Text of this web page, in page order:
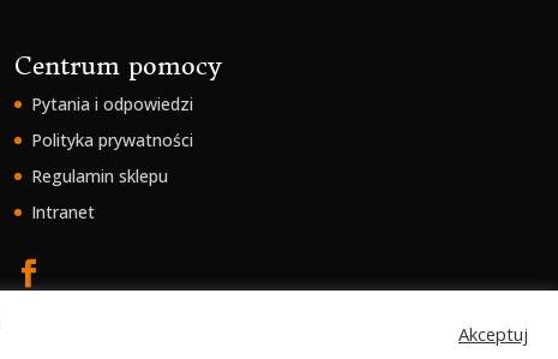
Centrum pomocy
Pytania i odpowiedzi
Polityka prywatności
Regulamin sklepu
Intranet
Akceptuj